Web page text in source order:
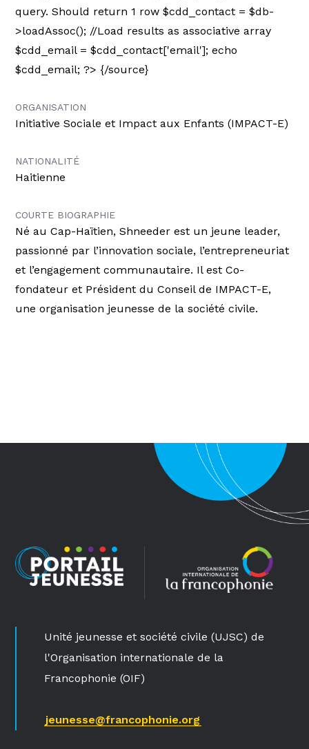
query. Should return 1 row $cdd_contact = $db-
>loadAssoc(); //Load results as associative array
$cdd_email = $cdd_contact['email']; echo
$cdd_email; ?> {/source}
ORGANISATION
Initiative Sociale et Impact aux Enfants (IMPACT-E)
NATIONALITÉ
Haitienne
COURTE BIOGRAPHIE
Né au Cap-Haïtien, Shneeder est un jeune leader,
passionné par l’innovation sociale, l’entrepreneuriat
et l’engagement communautaire. Il est Co-
fondateur et Président du Conseil de IMPACT-E,
une organisation jeunesse de la société civile.
Unité jeunesse et société civile (UJSC) de
l'Organisation internationale de la
Francophonie (OIF)
jeunesse@francophonie.org